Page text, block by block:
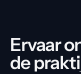
Ervaar
de